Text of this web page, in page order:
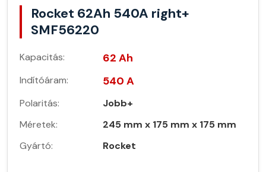
Rocket 62Ah 540A right+
SMF56220
Kapacitás: 62 Ah
Indítóáram: 540 A
Polaritás:
Jobb+
Méretek:
245 mm x 175 mm x 175 mm
Gyártó:
Rocket